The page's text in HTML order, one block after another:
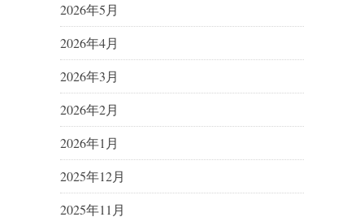
2026年5月
2026年4月
2026年3月
2026年2月
2026年1月
2025年12月
2025年11月